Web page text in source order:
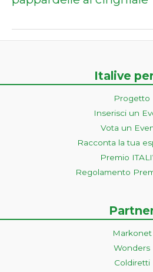
Italive
Progetto
Inserisci un
Vota un
Racconta la tua
Premio
Regolamento
Markonet
Wonders
Coldiretti